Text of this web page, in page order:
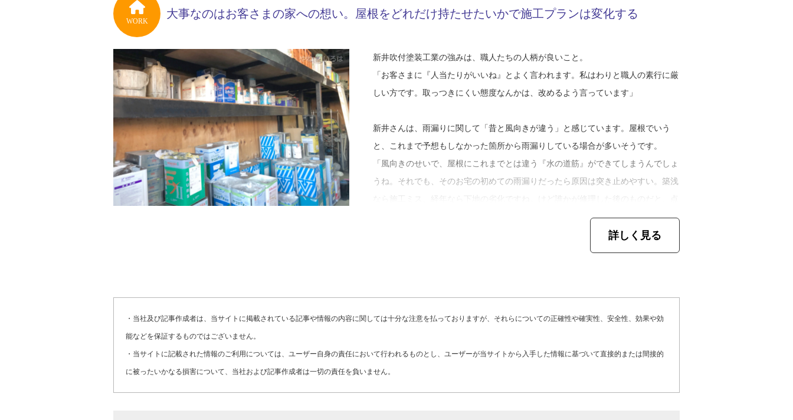
工事店番号 Y09-AZI
ので、時代によって常に新しいニーズが求められるさまを見てきました。今後、塗
装業界で生き残っていくためには、新しい技術、新しい素材や機材、それらに物怖
じせずに挑戦していかなければいけませんね」
※１ サイン制作…表示や案内図、ロゴなどを作ること
WORK
大事なのはお客さまの家への想い。屋根をどれだけ持たせたいかで施工プランは変化する
新井吹付塗装工業の強みは、職人たちの人柄が良いこと。
「お客さまに『人当たりがいいね』とよく言われます。私はわりと職人の素行に厳
しい方です。取っつきにくい態度なんかは、改めるよう言っています」
新井さんは、雨漏りに関して「昔と風向きが違う」と感じています。屋根でいう
と、これまで予想もしなかった箇所から雨漏りしている場合が多いそうです。
「風向きのせいで、屋根にこれまでとは違う『水の道筋』ができてしまうんでしょ
うね。それでも、そのお宅の初めての雨漏りだったら原因は突き止めやすい。築浅
また、お客さまが将来的にどんな塗り替えメンテナンスを考えているかでも、新井
で、そのあたりもしっかりヒアリングしています」
ここ栃木県宇都宮市の気候は通年で穏やか。数年前まであった降雪も昨今はほとん
どないそうです。
「雪が降ったり霜が降りたりするほどの冷え込みは、年々少なくなってきています
詳しく見る
・当社及び記事作成者は、当サイトに掲載されている記事や情報の内容に関しては十分な注意を払っておりますが、それらについての正確性や確実性、安全性、効果や効
能などを保証するものではございません。
・当サイトに記載された情報のご利用については、ユーザー自身の責任において行われるものとし、ユーザーが当サイトから入手した情報に基づいて直接的または間接的
に被ったいかなる損害について、当社および記事作成者は一切の責任を負いません。